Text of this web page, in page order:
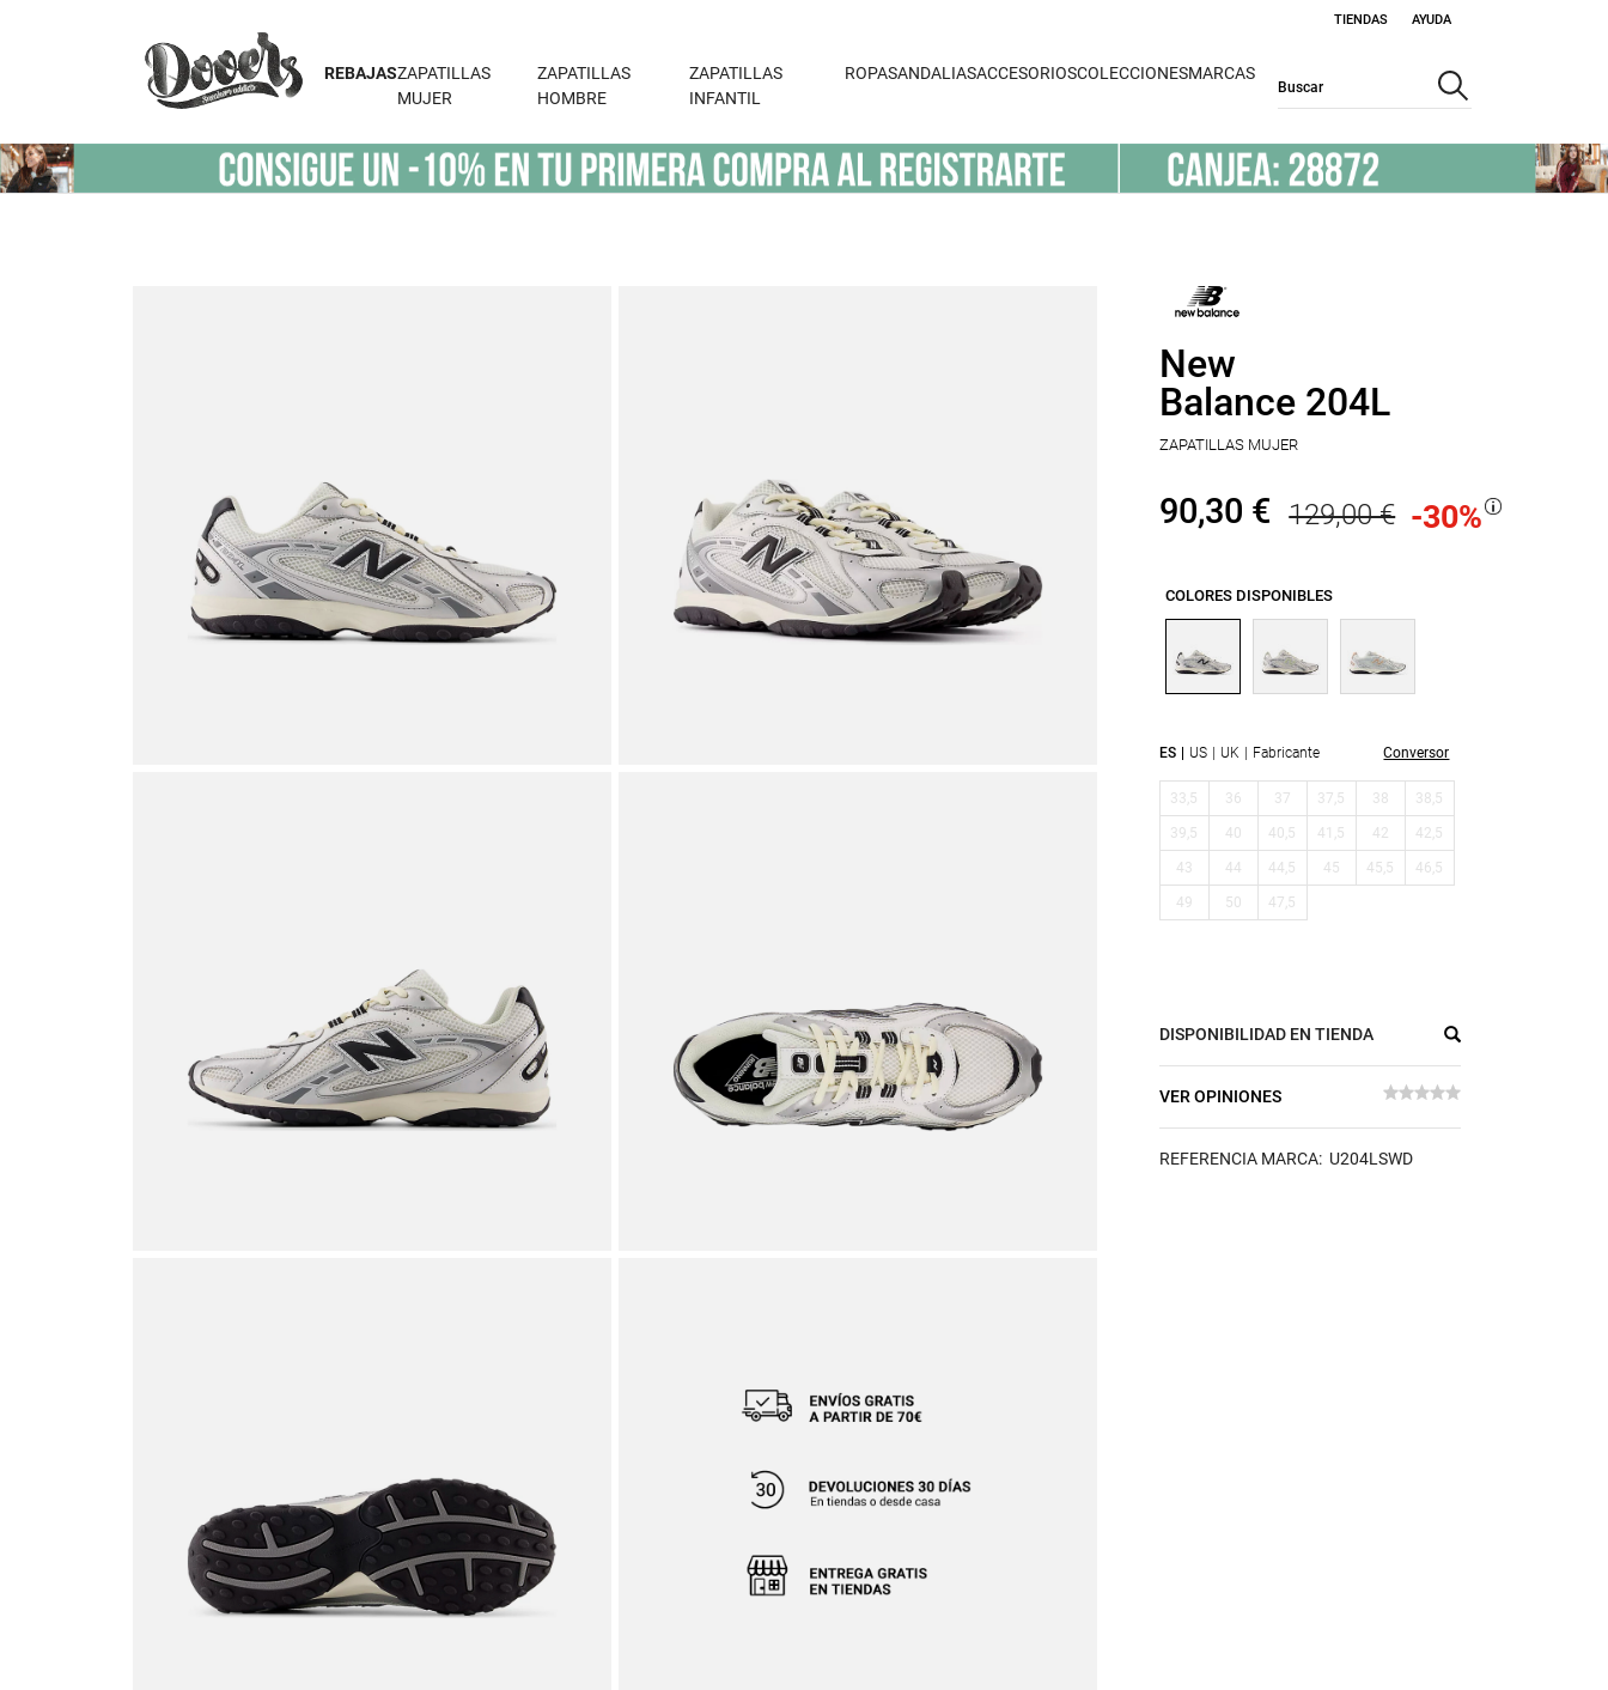
TIENDAS AYUDA
REBAJASZAPATILLAS
MUJER
ZAPATILLAS
HOMBRE
ZAPATILLAS
INFANTIL
ROPASANDALIASACCESORIOSCOLECCIONESMARCAS
New
Balance 204L
ZAPATILLAS MUJER
90,30 € 129,00 € -30%
COLORES DISPONIBLES
ES US UK Fabricante Conversor
33,5 36 37 37,5 38 38,5
39,5 40 40,5 41,5 42 42,5
43 44 44,5 45 45,5 46,5
49 50 47,5
DISPONIBILIDAD EN TIENDA
VER OPINIONES
REFERENCIA MARCA: U204LSWD